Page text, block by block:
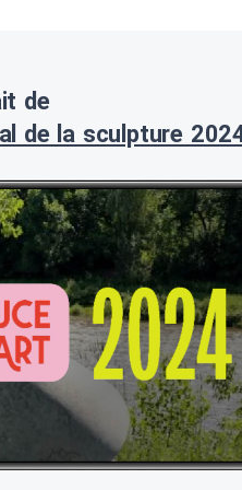
de
de la sculpture